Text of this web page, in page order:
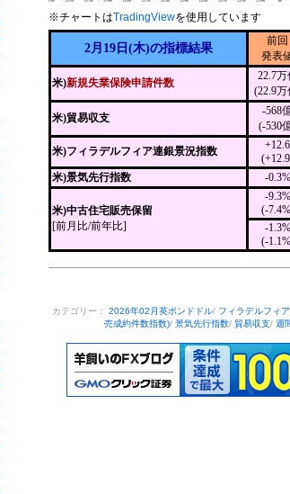
※チャートはTradingViewを使用しています
2月19日(木)の指標結果
前回
発表
米)新規失業保険申請件数
22.7万
(22.9万
米)貿易収支
-568
(-530
米)フィラデルフィア連銀景況指数
+12.6
米)景気先行指数 -0.3%
米)中古住宅販売保留
[前月比/前年比]
-9.3%
(-
-1.3%
(-
カテゴリー： 2026年02月英ポンドドル/ フィラデルフィ
売成約件数指数)/ 景気先行指数/ 貿易収支/ 週